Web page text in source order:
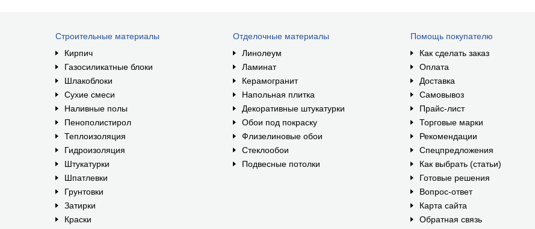
Строительные материалы
Кирпич
Газосиликатные блоки
Шлакоблоки
Сухие смеси
Наливные полы
Пенополистирол
Теплоизоляция
Гидроизоляция
Штукатурки
Шпатлевки
Грунтовки
Затирки
Краски
Отделочные материалы
Линолеум
Ламинат
Керамогранит
Напольная плитка
Декоративные штукатурки
Обои под покраску
Флизелиновые обои
Стеклообои
Подвесные потолки
Помощь покупателю
Как сделать заказ
Оплата
Доставка
Самовывоз
Прайс-лист
Торговые марки
Рекомендации
Спецпредложения
Как выбрать (статьи)
Готовые решения
Вопрос-ответ
Карта сайта
Обратная связь